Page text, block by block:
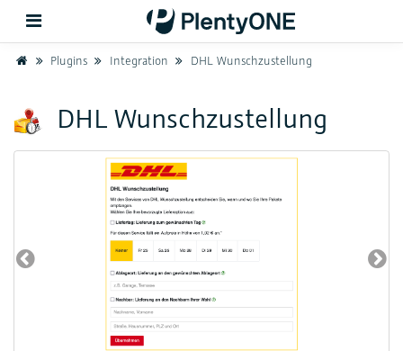
Zurück
Support
HomePlugins Integration DHL Wunschzustellung
DHL Wunschzustellung